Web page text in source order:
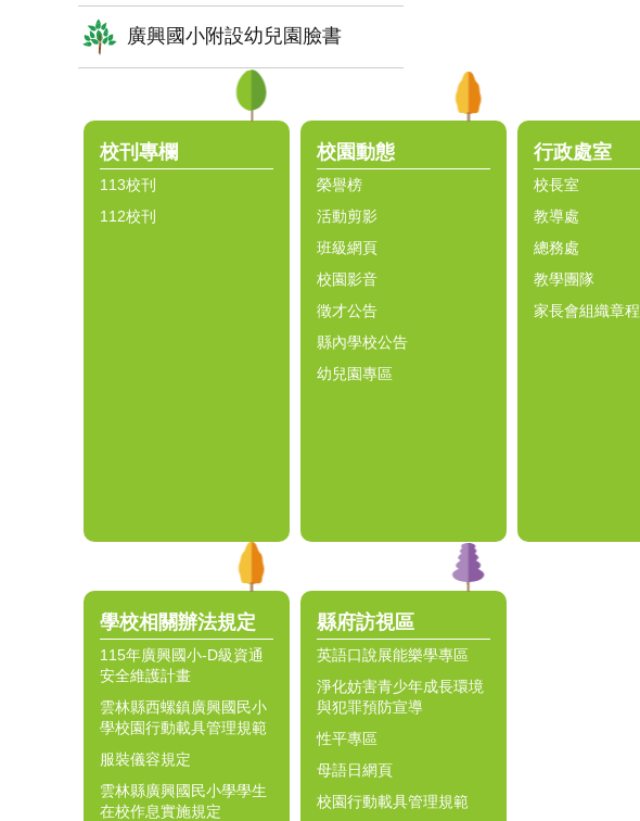
廣興國小附設幼兒園臉書
校刊專欄
113校刊
112校刊
校園動態
榮譽榜
活動剪影
班級網頁
校園影音
徵才公告
縣內學校公告
幼兒園專區
行政處室
校長室
教導處
總務處
教學團隊
家長會組織章程
學校相關辦法規定
115年廣興國小-D級資通
安全維護計畫
雲林縣西螺鎮廣興國民小
學校園行動載具管理規範
服裝儀容規定
雲林縣廣興國民小學學生
在校作息實施規定
縣府訪視區
英語口說展能樂學專區
淨化妨害青少年成長環境
與犯罪預防宣導
性平專區
母語日網頁
校園行動載具管理規範